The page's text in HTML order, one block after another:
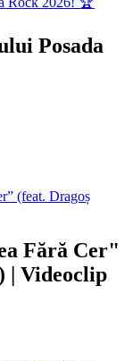
Posada
Fără Cer"
| Videoclip